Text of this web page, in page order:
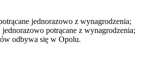
jednorazowo z wynagrodzenia;
jednorazowo potrącane z wynagrodzenia;
odbywa się w Opolu.